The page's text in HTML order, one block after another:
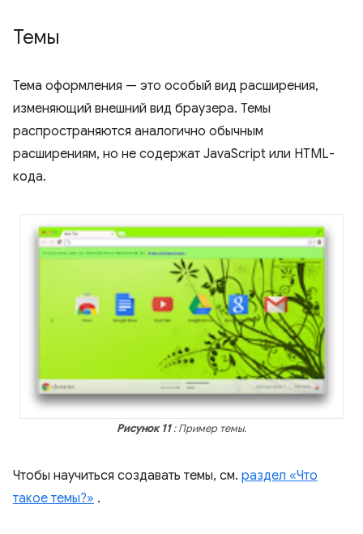
Темы
Тема оформления — это особый вид расширения,
изменяющий внешний вид браузера. Темы
распространяются аналогично обычным
расширениям, но не содержат JavaScript или HTML-
кода.
Рисунок 11: Пример темы.
Чтобы научиться создавать темы, см. раздел «Что
такое темы?» .